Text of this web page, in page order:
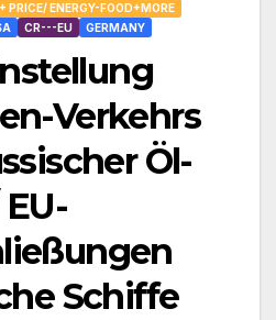
PRICE/ ENERGY-FOOD+MORE
CR---EU GERMANY
Verkehrs
Öl-
Schiffe